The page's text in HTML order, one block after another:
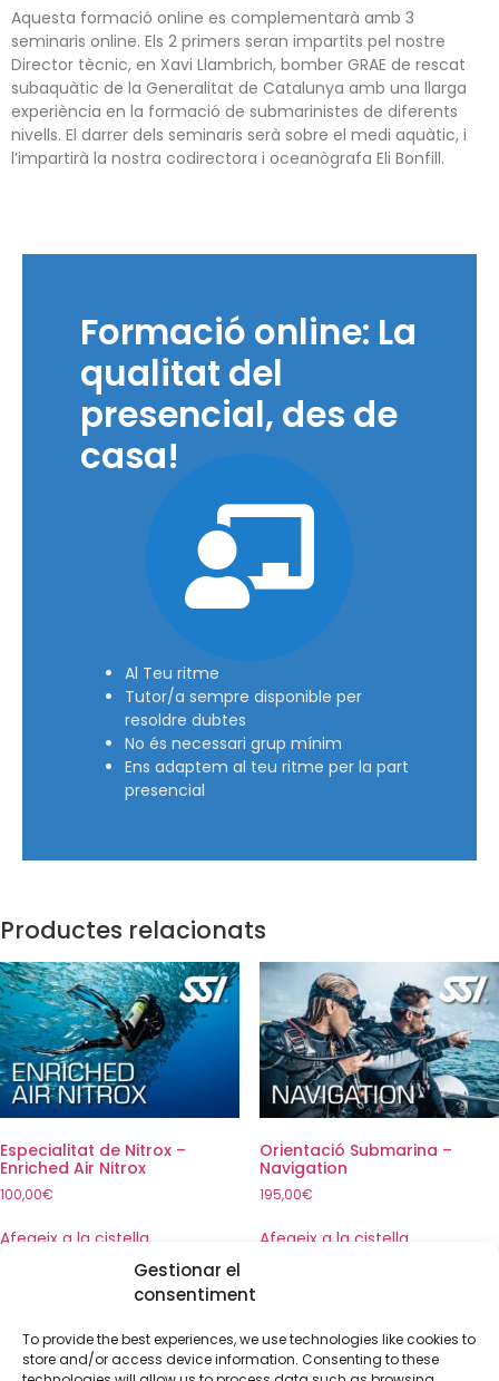
Gestionar el
consentiment
To provide the best experiences, we use technologies like cookies to
store and/or access device information. Consenting to these
Aquesta formació online es complementarà amb 3
seminaris online. Els 2 primers seran impartits pel nostre
Director tècnic, en Xavi Llambrich, bomber GRAE de rescat
subaquàtic de la Generalitat de Catalunya amb una llarga
experiència en la formació de submarinistes de diferents
nivells. El darrer dels seminaris serà sobre el medi aquàtic, i
l’impartirà la nostra codirectora i oceanògrafa Eli Bonfill.
Formació online: La
qualitat del
presencial, des de
casa!
Al Teu ritme
Tutor/a sempre disponible per
resoldre dubtes
No és necessari grup mínim
Ens adaptem al teu ritme per la part
presencial
Productes relacionats
Especialitat de Nitrox –
Enriched Air Nitrox
100,00€
Afegeix a la cistella
Orientació Submarina –
Navigation
195,00€
Afegeix a la cistella